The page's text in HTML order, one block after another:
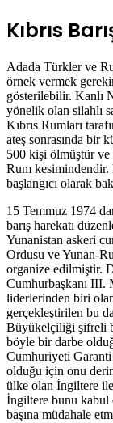
Kıbrıs
Adada Türkler ve
örnek vermek
gösterilebilir. Kanlı
yönelik olan silahlı
Kıbrıs Rumları
ateş sonrasında bir
500 kişi ölmüştür ve
Rum kesimindendir.
başlangıcı olarak
15 Temmuz 1974
barış harekatı
Yunanistan askeri
Ordusu ve Yunan-
organize edilmiştir.
Cumhurbaşkanı III.
liderlerinden biri
gerçekleştirilen bu
Büyükelçiliği şifreli
böyle bir darbe
Cumhuriyeti Garanti
olduğu için onu
ülke olan İngiltere
İngiltere bunu
başına müdahale